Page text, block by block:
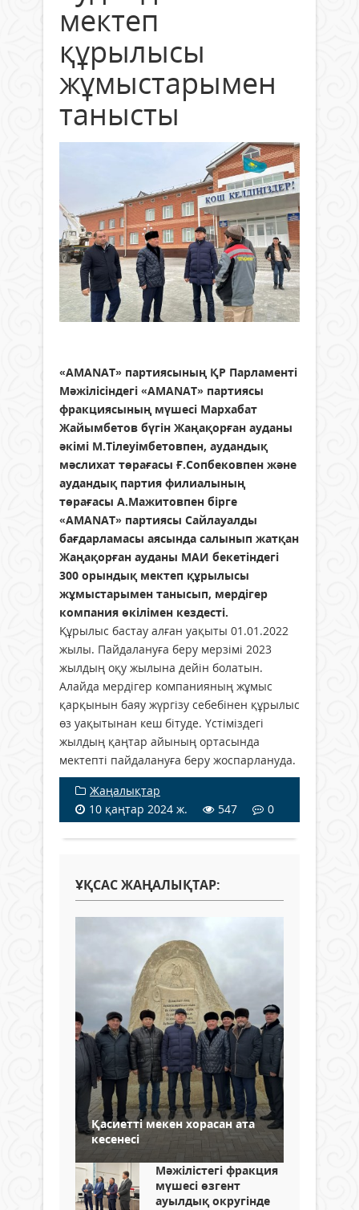
мектеп
құрылысы
жұмыстарымен
танысты
«AMANAT» партиясының ҚР Парламенті
Мәжілісіндегі «AMANAT» партиясы
фракциясының мүшесі Мархабат
Жайымбетов бүгін Жаңақорған ауданы
әкімі М.Тілеуімбетовпен, аудандық
мәслихат төрағасы Ғ.Сопбековпен және
аудандық партия филиалының
төрағасы А.Мажитовпен бірге
«AMANAT» партиясы Сайлауалды
бағдарламасы аясында салынып жатқан
Жаңақорған ауданы МАИ бекетіндегі
300 орындық мектеп құрылысы
жұмыстарымен танысып, мердігер
компания өкілімен кездесті.
Құрылыс бастау алған уақыты 01.01.2022
жылы. Пайдалануға беру мерзімі 2023
жылдың оқу жылына дейін болатын.
Алайда мердігер компанияның жұмыс
қарқынын баяу жүргізу себебінен құрылыс
өз уақытынан кеш бітуде. Үстіміздегі
жылдың қаңтар айының ортасында
мектепті пайдалануға беру жоспарлануда.
Жаңалықтар
10 қаңтар 2024 ж.
547 0
ҰҚСАС ЖАҢАЛЫҚТАР:
Қасиетті мекен хорасан ата
кесенесі
Мәжілістегі фракция
мүшесі өзгент
ауылдық округінде